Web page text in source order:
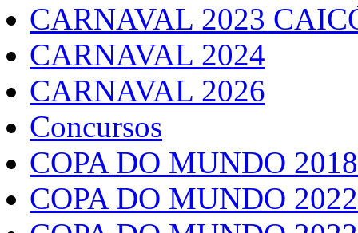
CARNAVAL 2023
CARNAVAL 2024
CARNAVAL 2026
Concursos
COPA DO MUNDO 2018
COPA DO MUNDO 2022